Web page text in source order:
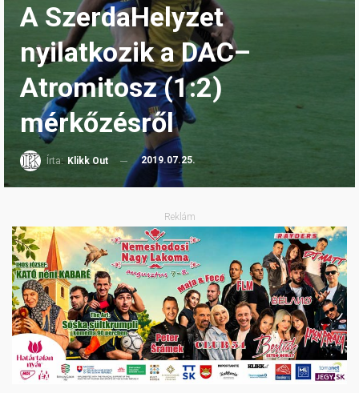
A SzerdaHelyzet
nyilatkozik a DAC–
Atromitosz (1:2)
mérkőzésről
Írta: Klikk Out 2019.07.25.
Reklám